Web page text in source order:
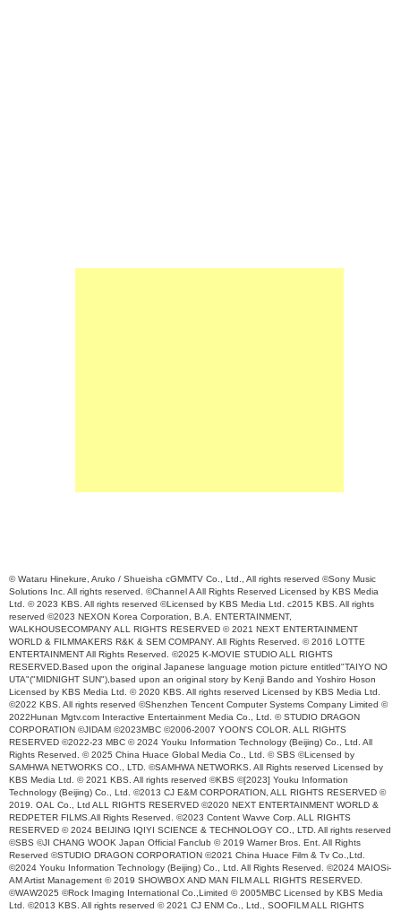
© Wataru Hinekure, Aruko / Shueisha cGMMTV Co., Ltd., All rights reserved ©Sony Music
Solutions Inc. All rights reserved. ©Channel A All Rights Reserved Licensed by KBS Media
Ltd. © 2023 KBS. All rights reserved ©Licensed by KBS Media Ltd. c2015 KBS. All rights
reserved ©2023 NEXON Korea Corporation, B.A. ENTERTAINMENT,
WALKHOUSECOMPANY ALL RIGHTS RESERVED © 2021 NEXT ENTERTAINMENT
WORLD & FILMMAKERS R&K & SEM COMPANY. All Rights Reserved. © 2016 LOTTE
ENTERTAINMENT All Rights Reserved. ©2025 K-MOVIE STUDIO ALL RIGHTS
RESERVED.Based upon the original Japanese language motion picture entitled"TAIYO NO
UTA"("MIDNIGHT SUN"),based upon an original story by Kenji Bando and Yoshiro Hoson
Licensed by KBS Media Ltd. © 2020 KBS. All rights reserved Licensed by KBS Media Ltd.
©2022 KBS. All rights reserved ©Shenzhen Tencent Computer Systems Company Limited ©
2022Hunan Mgtv.com Interactive Entertainment Media Co., Ltd. © STUDIO DRAGON
CORPORATION ©JIDAM ©2023MBC ©2006-2007 YOON'S COLOR. ALL RIGHTS
RESERVED ©2022-23 MBC © 2024 Youku Information Technology (Beijing) Co., Ltd. All
Rights Reserved. © 2025 China Huace Global Media Co., Ltd. © SBS ©Licensed by
SAMHWA NETWORKS CO., LTD. ©SAMHWA NETWORKS. All Rights reserved Licensed by
KBS Media Ltd. © 2021 KBS. All rights reserved ©KBS ©[2023] Youku Information
Technology (Beijing) Co., Ltd. ©2013 CJ E&M CORPORATION, ALL RIGHTS RESERVED ©
2019. OAL Co., Ltd ALL RIGHTS RESERVED ©2020 NEXT ENTERTAINMENT WORLD &
REDPETER FILMS.All Rights Reserved. ©2023 Content Wavve Corp. ALL RIGHTS
RESERVED © 2024 BEIJING IQIYI SCIENCE & TECHNOLOGY CO., LTD. All rights reserved
©SBS ©JI CHANG WOOK Japan Official Fanclub © 2019 Warner Bros. Ent. All Rights
Reserved ©STUDIO DRAGON CORPORATION ©2021 China Huace Film & Tv Co.,Ltd.
©2024 Youku Information Technology (Beijing) Co., Ltd. All Rights Reserved. ©2024 MAIOSi-
AM Artist Management © 2019 SHOWBOX AND MAN FILM ALL RIGHTS RESERVED.
©WAW2025 ©Rock Imaging International Co.,Limited © 2005MBC Licensed by KBS Media
Ltd. ©2013 KBS. All rights reserved © 2021 CJ ENM Co., Ltd., SOOFILM ALL RIGHTS